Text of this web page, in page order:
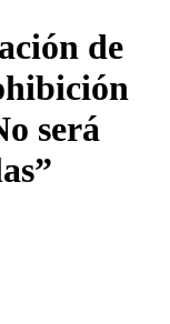
de
será